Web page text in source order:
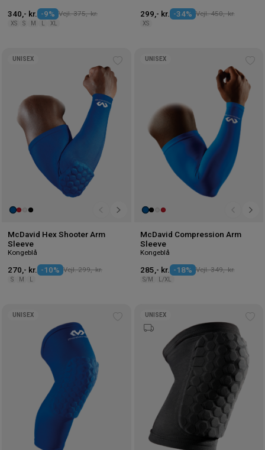
340,- kr. -9% Vejl. 375,- kr.
XS S M XL
299,- kr. -34% Vejl. 450,- kr.
XS
UNISEX
McDavid Hex Shooter Arm
Sleeve
Kongeblå
270,- kr. -10% Vejl. 299,- kr.
S M
UNISEX
McDavid Compression Arm
Sleeve
Kongeblå
285,- kr. -18% Vejl. 349,- kr.
S/M L/XL
UNISEX UNISEX